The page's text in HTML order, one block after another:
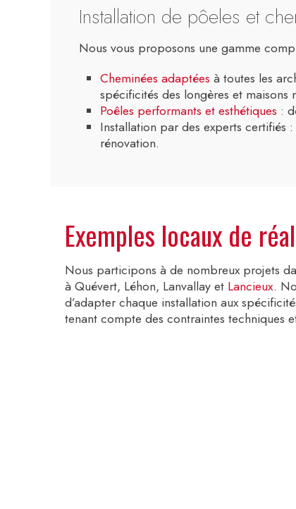
Installation de pôeles et
Nous vous proposons une gamme
Cheminées adaptées à toutes les
spécificités des longères et maisons
Poêles performants et esthétiques :
Installation par des experts certifiés
rénovation.
Exemples locaux de
Nous participons à de nombreux projets
à Quévert, Léhon, Lanvallay et Lancieux.
d’adapter chaque installation aux
tenant compte des contraintes techniques